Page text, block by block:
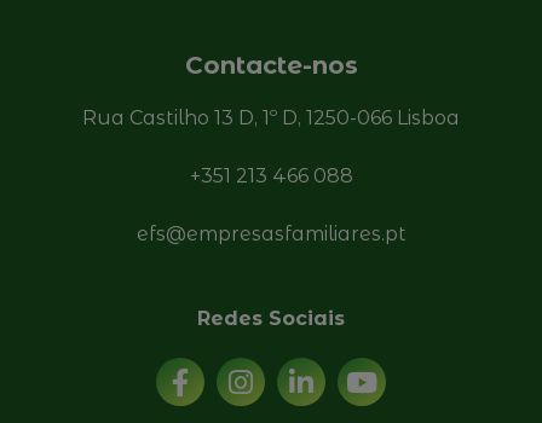
Contacte-nos
Rua Castilho 13 D, 1º D, 1250-066 Lisboa
+351 213 466 088
efs@empresasfamiliares.pt
Redes Sociais